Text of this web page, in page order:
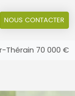
NOUS CONTACTER
Thérain 70 000 €